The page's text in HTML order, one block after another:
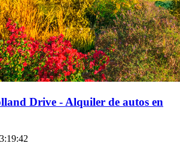
Drive - Alquiler de autos en